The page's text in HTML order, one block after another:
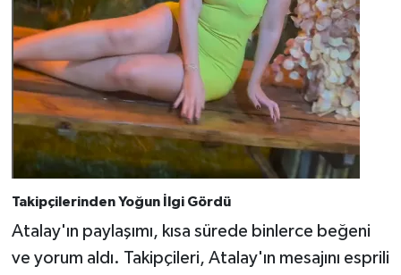
Takipçilerinden Yoğun İlgi Gördü
Atalay'ın paylaşımı, kısa sürede binlerce beğeni
ve yorum aldı. Takipçileri, Atalay'ın mesajını esprili